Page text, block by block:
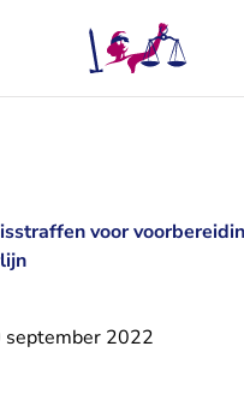
voor
september 2022